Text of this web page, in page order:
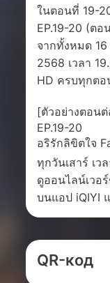
ในตอนที่ 19-
EP.19-20 (ต
จากทั้งหมด
2568 เวลา
HD ครบทุกตอ
[ตัวอย่างตอน
EP.19-20
อริรักลิขิตใจ
ทุกวันเสาร์ เว
ดูออนไลน์เวอ
บนแอป iQIYI
QR-код